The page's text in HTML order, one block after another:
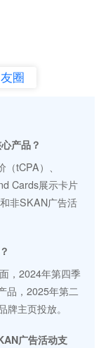
圈
产品？
tCPA）、
Cards展示卡片
非SKAN广告活
，2024年第四季
品，2025年第二
主页投放。
广告活动支